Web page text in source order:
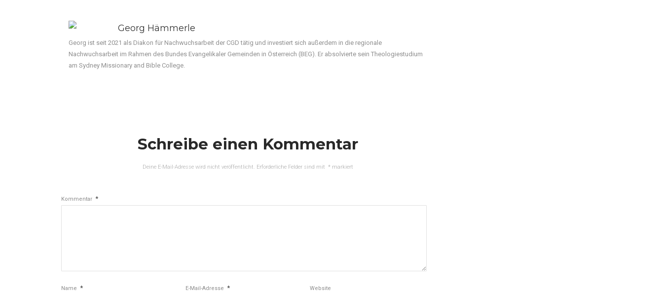
Georg Hämmerle
Georg ist seit 2021 als Diakon für Nachwuchsarbeit der CGD tätig und investiert sich außerdem in die regionale
Nachwuchsarbeit im Rahmen des Bundes Evangelikaler Gemeinden in Österreich (BEG). Er absolvierte sein Theologiestudium
am Sydney Missionary and Bible College.
Schreibe einen Kommentar
Deine E-Mail-Adresse wird nicht veröffentlicht. Erforderliche Felder sind mit *markiert
Kommentar *
Name * E-Mail-Adresse * Website